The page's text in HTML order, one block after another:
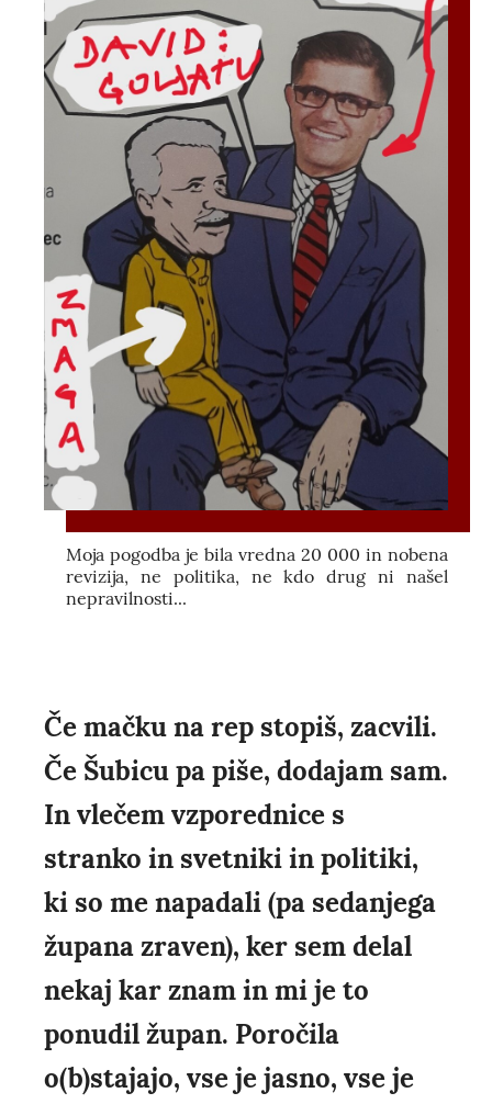
Moja pogodba je bila vredna 20 000 in nobena
revizija, ne politika, ne kdo drug ni našel
nepravilnosti...
Če mačku na rep stopiš, zacvili.
Če Šubicu pa piše, dodajam sam.
In vlečem vzporednice s
stranko in svetniki in politiki,
ki so me napadali (pa sedanjega
župana zraven), ker sem delal
nekaj kar znam in mi je to
ponudil župan. Poročila
o(b)stajajo, vse je jasno, vse je